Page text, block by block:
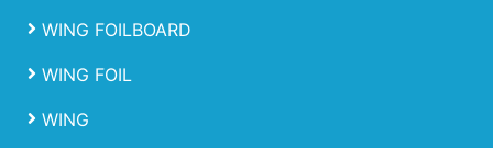
WING FOILBOARD
WING FOIL
WING